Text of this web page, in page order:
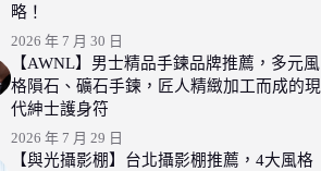
略！
2026 年 7 月 30 日
【AWNL】男士精品手鍊品牌推薦，多元風
格隕石、礦石手鍊，匠人精緻加工而成的現
代紳士護身符
2026 年 7 月 29 日
【與光攝影棚】台北攝影棚推薦，4大風格